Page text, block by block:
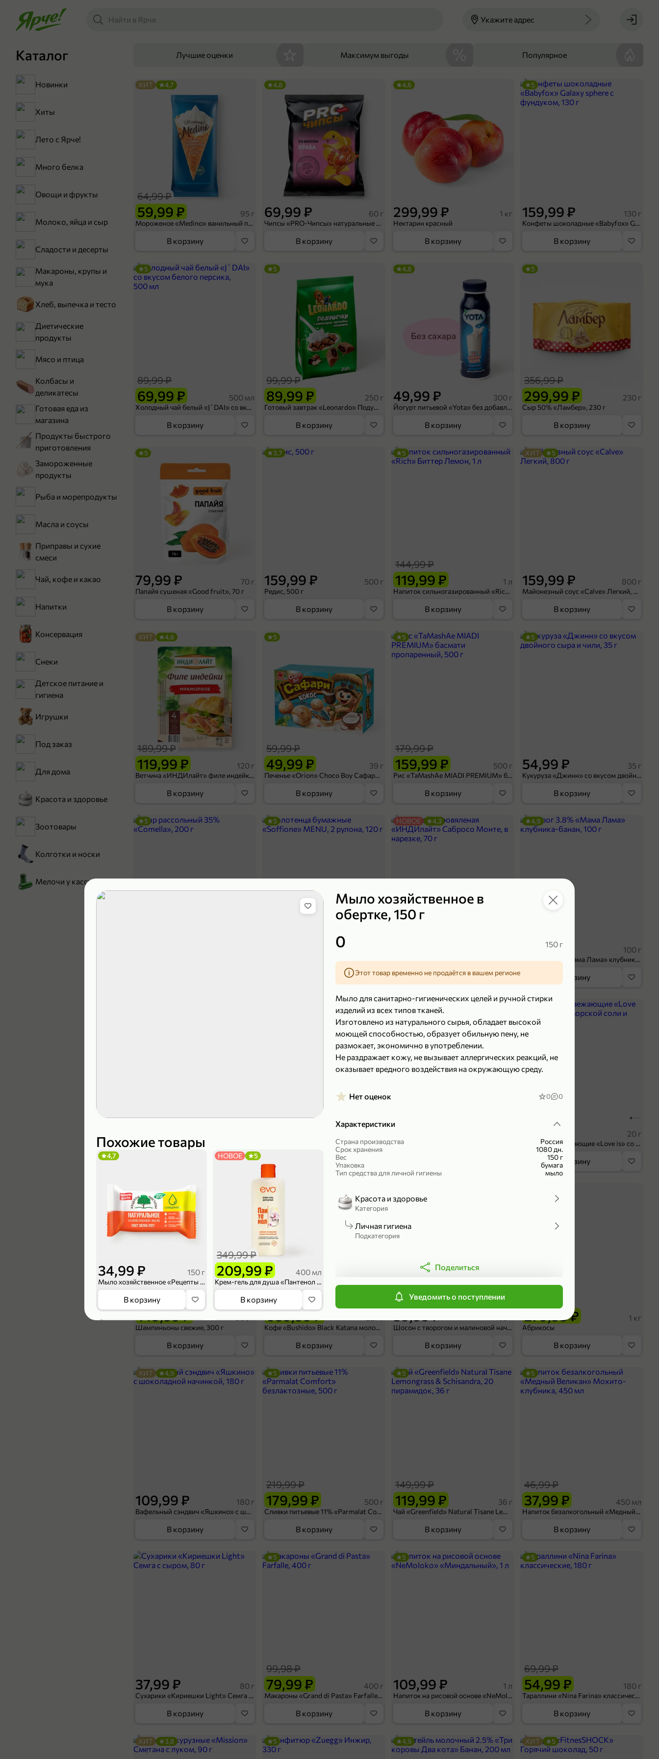
Похожие товары
34,99 ₽ 150 г
Мыло хозяйственное «Рецепты чистоты» с глицерином, 150 г
4,7
В корзину
209,99 ₽
349,99 ₽
400 мл
Крем-гель для душа «Пантенол EVO», 400 мл
НОВОЕ 5
В корзину
Мыло хозяйственное в
обертке, 150 г
0 150 г
Этот товар временно не продаётся в вашем регионе
Мыло для санитарно-гигиенических целей и ручной стирки
изделий из всех типов тканей.
Изготовлено из натурального сырья, обладает высокой
моющей способностью, образует обильную пену, не
размокает, экономично в употреблении.
Не раздражает кожу, не вызывает аллергических реакций, не
оказывает вредного воздействия на окружающую среду.
Нет оценок 0 0
Характеристики
Страна производства
Россия
Срок хранения
1080 дн.
Вес
150 г
Упаковка
бумага
Тип средства для личной гигиены
мыло
Красота и здоровье
Категория
Личная гигиена
Подкатегория
Поделиться
Уведомить о поступлении
Укажите адрес
Каталог
Новинки
Хиты
Лето с Ярче!
Много белка
Овощи и фрукты
Молоко, яйца и сыр
Сладости и десерты
Макароны, крупы и
мука
Хлеб, выпечка и тесто
Диетические
продукты
Мясо и птица
Колбасы и
деликатесы
Готовая еда из
магазина
Продукты быстрого
приготовления
Замороженные
продукты
Рыба и морепродукты
Масла и соусы
Приправы и сухие
смеси
Чай, кофе и какао
Напитки
Консервация
Снеки
Детское питание и
гигиена
Игрушки
Под заказ
Для дома
Красота и здоровье
Зоотовары
Колготки и носки
Мелочи у кассы
Лучшие оценки Максимум выгоды Популярное
59,99 ₽
64,99 ₽
95 г
Мороженое «Medino» ванильный пломбир в рожке, 95 г
ХИТ 4,7
В корзину
69,99 ₽ 60 г
Чипсы «PRO-Чипсы» натуральные картофельные со вкусом краба, 60 г
4,8
В корзину
299,99 ₽ 1 кг
Нектарин красный
4,6
В корзину
159,99 ₽ 130 г
Конфеты шоколадные «Babyfox» Galaxy sphere с фундуком, 130 г
5
В корзину
69,99 ₽
89,99 ₽
500 мл
Холодный чай белый «J`DAI» со вкусом белого персика, 500 мл
5
В корзину
89,99 ₽
99,99 ₽
250 г
Готовый завтрак «Leonardo» Подушечки с шоколадно-ореховой начинкой, 250 г
5
В корзину
49,99 ₽ 300 г
Йогурт питьевой «Yota» без добавления сахара, 300 г
4,8
В корзину
299,99 ₽
356,99 ₽
230 г
Сыр 50% «Ламбер», 230 г
5
В корзину
79,99 ₽ 70 г
Папайя сушеная «Good fruit», 70 г
5
В корзину
159,99 ₽ 500 г
Редис, 500 г
3,7
В корзину
119,99 ₽
144,99 ₽
1 л
Напиток сильногазированный «Rich» Биттер Лемон, 1 л
5
В корзину
159,99 ₽ 800 г
Майонезный соус «Calve» Легкий, 800 г
ХИТ 5
В корзину
119,99 ₽
189,99 ₽
120 г
Ветчина «ИНДИлайт» филе индейки Мраморное, в нарезке, 120 г
ХИТ 4,6
В корзину
49,99 ₽
59,99 ₽
39 г
Печенье «Orion» Choco Boy Сафари кокос, 39 г
5
В корзину
159,99 ₽
179,99 ₽
500 г
Рис «TaMashAe MIADI PREMIUM» басмати пропаренный, 500 г
5
В корзину
54,99 ₽ 35 г
Кукуруза «Джинн» со вкусом двойного сыра и чили, 35 г
5
В корзину
5
Полотенца бумажные «Soffione» MENU, 2 рулона, 120 г
5
Колбаса сыровяленая «ИНДИлайт» Сабросо Монте, в нарезке, 70 г
НОВОЕ 4,3
В корзину
39,99 ₽ 100 г
Творог 3.8% «Мама Лама» клубника-банан, 100 г
4,9
В корзину
119,99 ₽ 299,99 ₽
Манго «Good fruit» резаное, 300 г
20 г
Конфеты освежающие «Love is» со вкусом морской соли и маракуйи, 20 г
В корзину
149,99 ₽
169,99 ₽
Шампиньоны свежие, 300 г
В корзину
689,99 ₽
839,99 ₽
Кофе «Bushido» Black Katana молотый, 227 г
В корзину
59,99 ₽
Шосон с творогом и малиновой начинкой, 102 г
В корзину
279,99 ₽ 1 кг
Абрикосы
В корзину
109,99 ₽ 180 г
Вафельный сэндвич «Яшкино» с шоколадной начинкой, 180 г
ХИТ 4,9
В корзину
179,99 ₽
219,99 ₽
500 г
Сливки питьевые 11% «Parmalat Comfort» безлактозные, 500 г
5
В корзину
119,99 ₽
149,99 ₽
36 г
Чай «Greenfield» Natural Tisane Lemongrass & Schisandra, 20 пирамидок, 36 г
5
В корзину
37,99 ₽
46,99 ₽
450 мл
Напиток безалкогольный «Медный Великан» Мохито-клубника, 450 мл
5
В корзину
37,99 ₽ 80 г
Сухарики «Кириешки Light» Семга с сыром, 80 г
В корзину
79,99 ₽
99,98 ₽
400 г
Макароны «Grand di Pasta» Farfalle, 400 г
5
В корзину
109,99 ₽ 1 л
Напиток на рисовой основе «NeMoloko» «Миндальный», 1 л
5
В корзину
54,99 ₽
69,99 ₽
180 г
Тараллини «Nina Farina» классические, 180 г
5
В корзину
ХИТ 3,8 5 4,9 ХИТ 5